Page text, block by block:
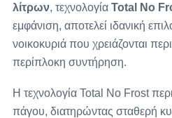
λίτρων, τεχνολογία Total No
εμφάνιση, αποτελεί ιδανική
νοικοκυριά που χρειάζονται
περίπλοκη συντήρηση.
Η τεχνολογία Total No Frost
πάγου, διατηρώντας σταθερή